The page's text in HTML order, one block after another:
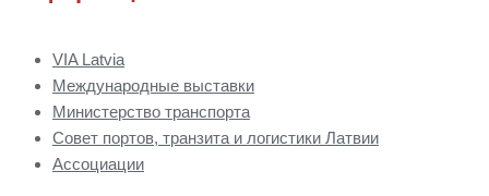
VIA Latvia
Международные выставки
Министерство транспорта
Совет портов, транзита и логистики Латвии
Ассоциации